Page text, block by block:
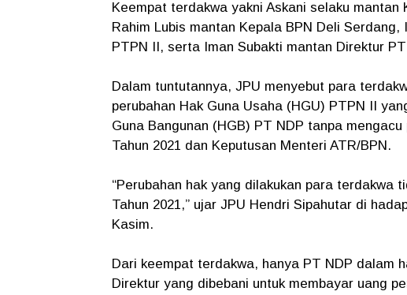
Keempat terdakwa yakni Askani selaku mantan
Rahim Lubis mantan Kepala BPN Deli
PTPN II, serta Iman Subakti mantan Direktur
Dalam tuntutannya, JPU menyebut para
perubahan Hak Guna Usaha (HGU) PTPN II
Guna Bangunan (HGB) PT NDP tanpa
Tahun 2021 dan Keputusan Menteri ATR/BPN.
“Perubahan hak yang dilakukan para terdakwa
Tahun 2021,” ujar JPU Hendri Sipahutar di
Kasim.
Dari keempat terdakwa, hanya PT NDP dalam
Direktur yang dibebani untuk membayar uang